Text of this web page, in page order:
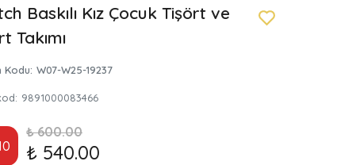
Baskılı Kız Çocuk Tişört ve
Takımı
Kodu: W07-W25-19237
: 9891000083466
₺ 600.00
₺ 540.00